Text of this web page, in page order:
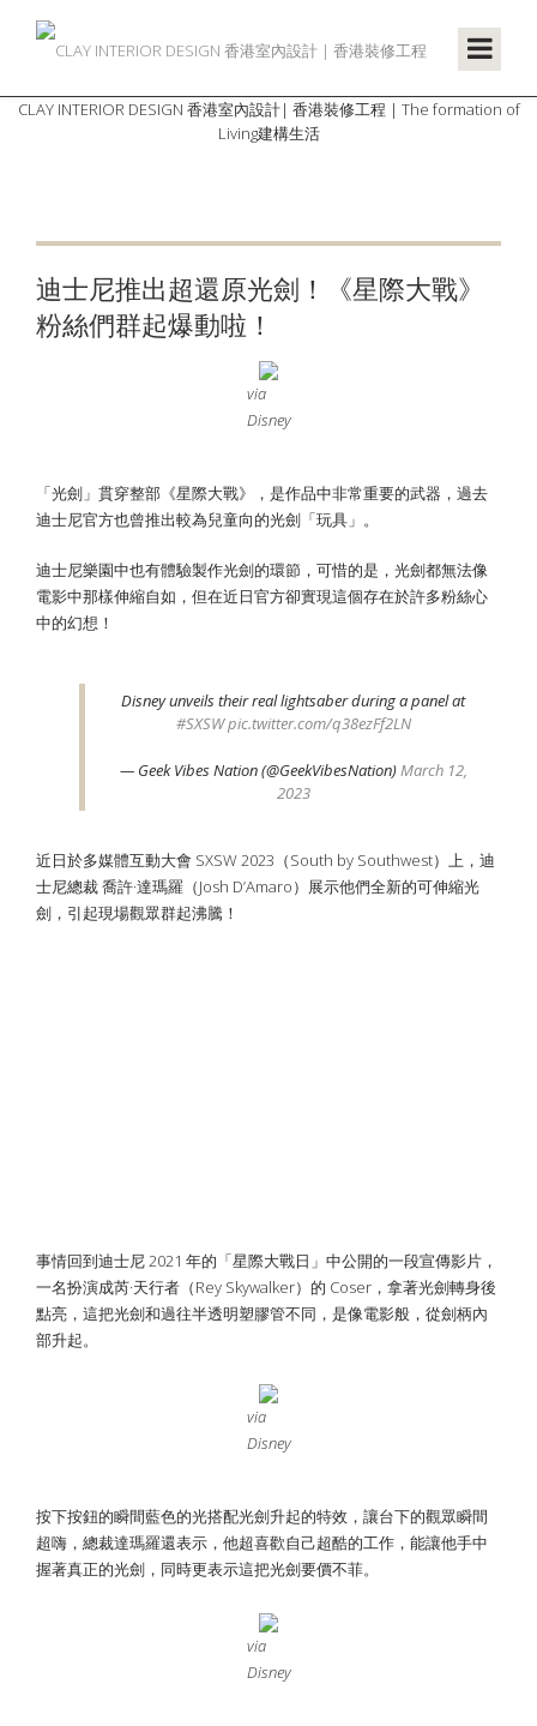
CLAY INTERIOR DESIGN 香港室內設計| 香港裝修工程 | The formation of
Living建構生活
迪士尼推出超還原光劍！《星際大戰》
粉絲們群起爆動啦！
via
Disney
「光劍」貫穿整部《星際大戰》，是作品中非常重要的武器，過去
迪士尼官方也曾推出較為兒童向的光劍「玩具」。
迪士尼樂園中也有體驗製作光劍的環節，可惜的是，光劍都無法像
電影中那樣伸縮自如，但在近日官方卻實現這個存在於許多粉絲心
中的幻想！
Disney unveils their real lightsaber during a panel at
#SXSWpic.twitter.com/q38ezFf2LN
— Geek Vibes Nation (@GeekVibesNation)March 12,
2023
近日於多媒體互動大會 SXSW 2023（South by Southwest）上，迪
士尼總裁 喬許·達瑪羅（Josh D’Amaro）展示他們全新的可伸縮光
劍，引起現場觀眾群起沸騰！
事情回到迪士尼 2021 年的「星際大戰日」中公開的一段宣傳影片，
一名扮演成芮·天行者（Rey Skywalker）的 Coser，拿著光劍轉身後
點亮，這把光劍和過往半透明塑膠管不同，是像電影般，從劍柄內
部升起。
via
Disney
按下按鈕的瞬間藍色的光搭配光劍升起的特效，讓台下的觀眾瞬間
超嗨，總裁達瑪羅還表示，他超喜歡自己超酷的工作，能讓他手中
握著真正的光劍，同時更表示這把光劍要價不菲。
via
Disney